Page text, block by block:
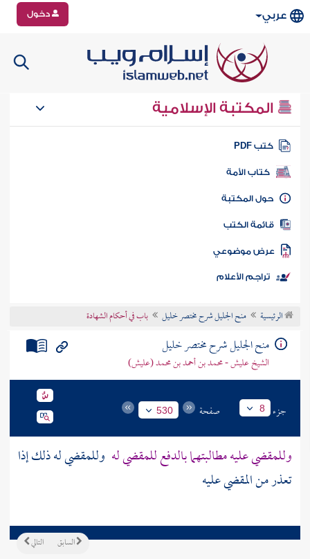
عربي دخول
المكتبة الإسلامية
كتب PDF
كتاب الأمة
المكتبة
الكتب
موضوعي
تراجم الأعلام
الرئيسية منح الجليل شرح مختصر خليل باب في أحكام الشهادة
منح الجليل شرح مختصر خليل
الشيخ عليش - محمد بن أحمد بن محمد (عليش)
جزء 8 صفحة 530
وللمقضي عليه مطالبتهما بالدفع للمقضي له وللمقضي له ذلك إذا
تعذر من المقضي عليه
التالي السابق